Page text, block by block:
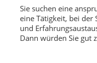
Sie suchen eine
eine Tätigkeit, bei
und
Dann würden Sie gut